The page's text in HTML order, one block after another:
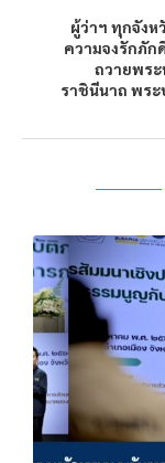
ผู้ว่าฯ ทุกจังห
ความจงรักภั
ถวายพระ
ราชินีนาถ พระ